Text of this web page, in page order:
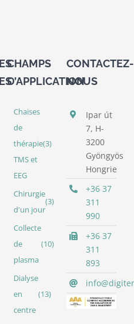
CHAMPS
D’APPLICATION
Chaises
de
thérapie
TMS et
EEG
(3)
Chirurgie
d'un jour
(3)
Collecte
de
plasma
(10)
Dialyse
en
centre
(13)
CONTACTEZ-
NOUS
Ipar út
7, H-
3200
Gyöngyös
Hongrie
+36 37
311
990
+36 37
311
893